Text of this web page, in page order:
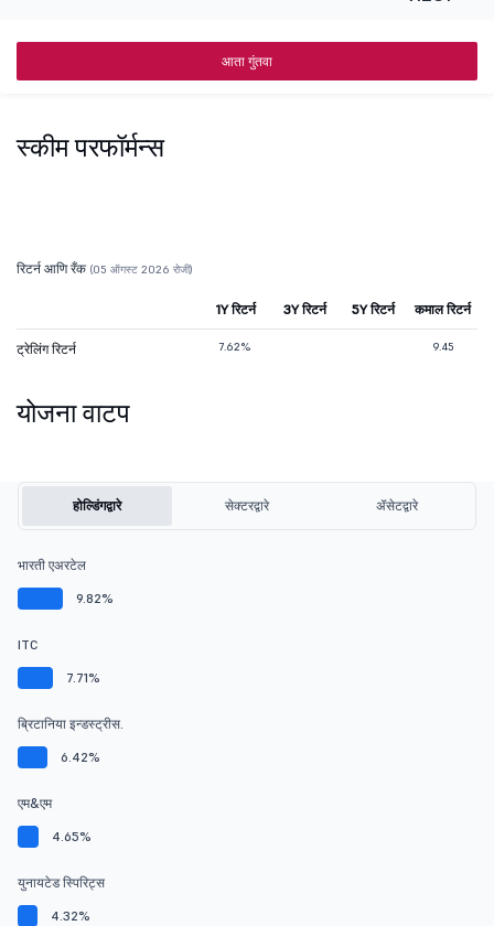
आता गुंतवा
स्कीम परफॉर्मन्स
रिटर्न आणि रँक (05 ऑगस्ट 2026 रोजी)
1Y रिटर्न 3Y रिटर्न 5Y रिटर्न कमाल रिटर्न
ट्रेलिंग रिटर्न 7.62% 9.45
योजना वाटप
होल्डिंगद्वारे सेक्टरद्वारे ॲसेटद्वारे
भारती एअरटेल
9.82%
ITC
7.71%
ब्रिटानिया इन्डस्ट्रीस.
6.42%
एम&एम
4.65%
युनायटेड स्पिरिट्स
4.32%